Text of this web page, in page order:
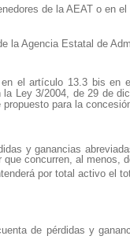
de la AEAT o en
la Agencia Estatal de
el artículo 13.3 bis
Ley 3/2004, de 29 de
para la
y ganancias
concurren, al menos,
por total activo el
de pérdidas y